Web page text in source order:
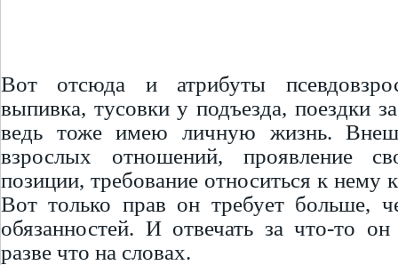
Вот отсюда и атрибуты
выпивка, тусовки у подъезда, поездки
ведь тоже имею личную жизнь.
взрослых отношений, проявление
позиции, требование относиться к
Вот только прав он требует больше,
обязанностей. И отвечать за что-то
разве что на словах.